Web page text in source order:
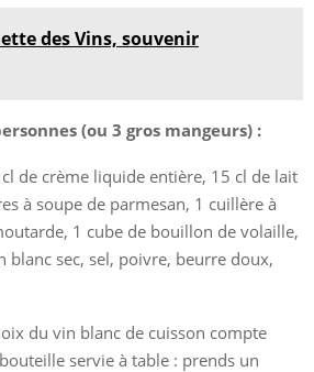
des Vins, souvenir
(ou 3 gros mangeurs) :
de crème liquide entière, 15 cl de lait
à soupe de parmesan, 1 cuillère à
1 cube de bouillon de volaille,
blanc sec, sel, poivre, beurre doux,
du vin blanc de cuisson compte
servie à table : prends un